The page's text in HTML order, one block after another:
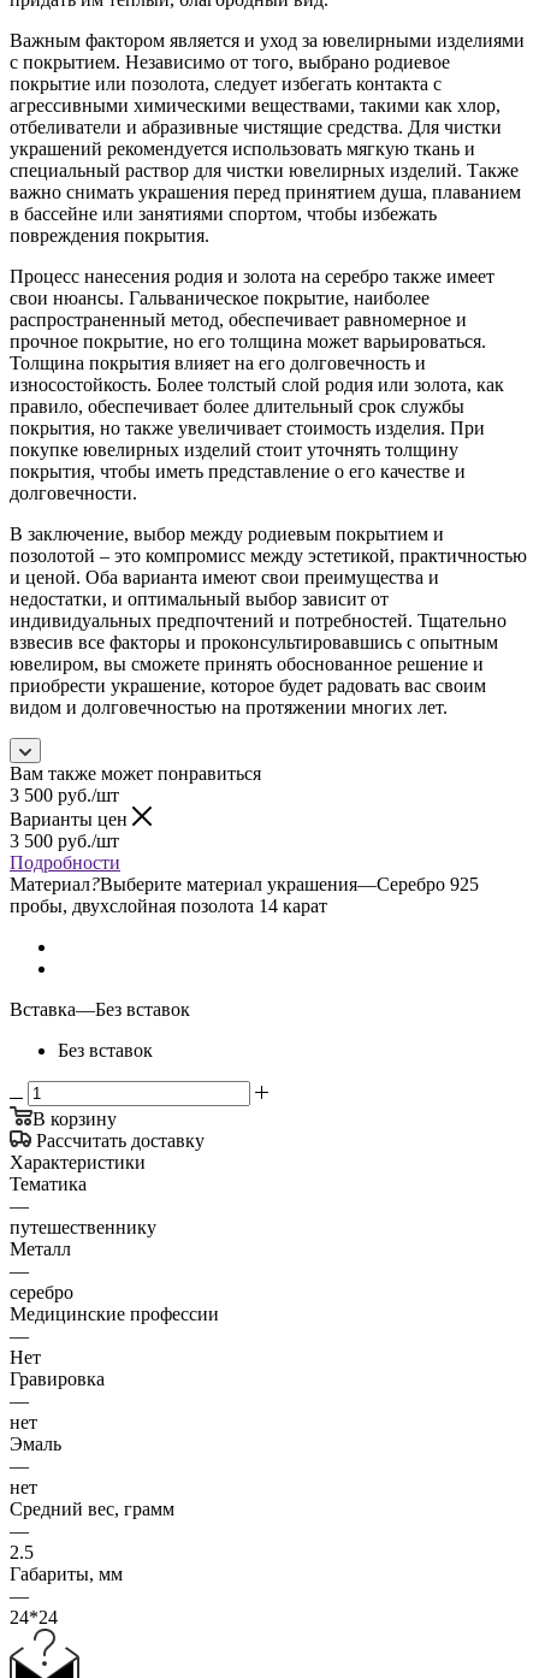
Важным фактором является и уход за ювелирными изделиями
с покрытием. Независимо от того, выбрано родиевое
покрытие или позолота, следует избегать контакта с
агрессивными химическими веществами, такими как хлор,
отбеливатели и абразивные чистящие средства. Для чистки
украшений рекомендуется использовать мягкую ткань и
специальный раствор для чистки ювелирных изделий. Также
важно снимать украшения перед принятием душа, плаванием
в бассейне или занятиями спортом, чтобы избежать
повреждения покрытия.
Процесс нанесения родия и золота на серебро также имеет
свои нюансы. Гальваническое покрытие, наиболее
распространенный метод, обеспечивает равномерное и
прочное покрытие, но его толщина может варьироваться.
Толщина покрытия влияет на его долговечность и
износостойкость. Более толстый слой родия или золота, как
правило, обеспечивает более длительный срок службы
покрытия, но также увеличивает стоимость изделия. При
покупке ювелирных изделий стоит уточнять толщину
покрытия, чтобы иметь представление о его качестве и
долговечности.
В заключение, выбор между родиевым покрытием и
позолотой – это компромисс между эстетикой, практичностью
и ценой. Оба варианта имеют свои преимущества и
недостатки, и оптимальный выбор зависит от
индивидуальных предпочтений и потребностей. Тщательно
взвесив все факторы и проконсультировавшись с опытным
ювелиром, вы сможете принять обоснованное решение и
приобрести украшение, которое будет радовать вас своим
видом и долговечностью на протяжении многих лет.
Вам также может понравиться
3 500 руб./шт
Варианты цен
3 500 руб./шт
Подробности
Материал?Выберите материал украшения—Серебро 925
пробы, двухслойная позолота 14 карат
Вставка—Без вставок
Без вставок
В корзину
Рассчитать доставку
Характеристики
Тематика
—
путешественнику
Металл
—
серебро
Медицинские профессии
—
Нет
Гравировка
—
нет
Эмаль
—
нет
Средний вес, грамм
—
2.5
Габариты, мм
—
24*24